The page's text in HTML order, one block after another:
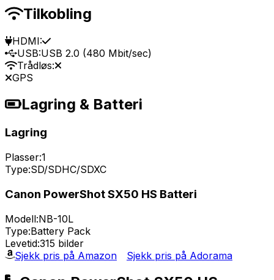
Tilkobling
HDMI:
USB:USB 2.0 (480 Mbit/sec)
Trådløs:
GPS
Lagring & Batteri
Lagring
Plasser:1
Type:SD/SDHC/SDXC
Canon PowerShot SX50 HS Batteri
Modell:NB-10L
Type:Battery Pack
Levetid:315 bilder
Sjekk pris på Amazon
Sjekk pris på Adorama